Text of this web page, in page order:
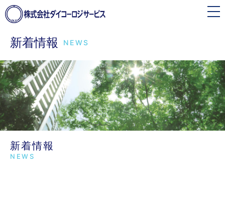
toggle
navigation
新着情報 NEWS
新着情報
NEWS